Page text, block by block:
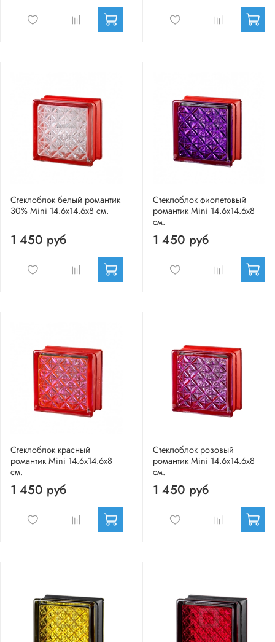
Стеклоблок белый романтик
30% Mini 14.6x14.6x8 см.
1 450 руб
Стеклоблок фиолетовый
романтик Mini 14.6x14.6x8
см.
1 450 руб
Стеклоблок красный
романтик Mini 14.6x14.6x8
см.
1 450 руб
Стеклоблок розовый
романтик Mini 14.6x14.6x8
см.
1 450 руб